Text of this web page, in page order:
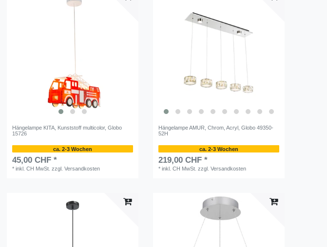
Hängelampe KITA, Kunststoff multicolor, Globo
15726
ca. 2-3 Wochen
45,00 CHF *
*inkl. CH MwSt. zzgl.Versandkosten
Hängelampe AMUR, Chrom, Acryl, Globo 49350-
52H
ca. 2-3 Wochen
219,00 CHF *
*inkl. CH MwSt. zzgl.Versandkosten